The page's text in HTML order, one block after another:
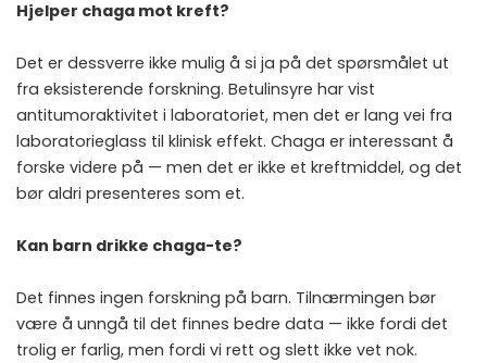
Hjelper chaga mot kreft?
Det er dessverre ikke mulig å si ja på det spørsmålet ut
fra eksisterende forskning. Betulinsyre har vist
antitumoraktivitet i laboratoriet, men det er lang vei fra
laboratorieglass til klinisk effekt. Chaga er interessant å
forske videre på — men det er ikke et kreftmiddel, og det
bør aldri presenteres som et.
Kan barn drikke chaga-te?
Det finnes ingen forskning på barn. Tilnærmingen bør
være å unngå til det finnes bedre data — ikke fordi det
trolig er farlig, men fordi vi rett og slett ikke vet nok.